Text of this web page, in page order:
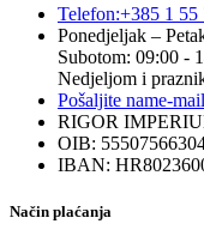
Telefon:+385 1 55
Ponedjeljak –
Subotom: 09:00 -
Nedjeljom i
Pošaljite name-mail
RIGOR
OIB:
IBAN:
Način plaćanja